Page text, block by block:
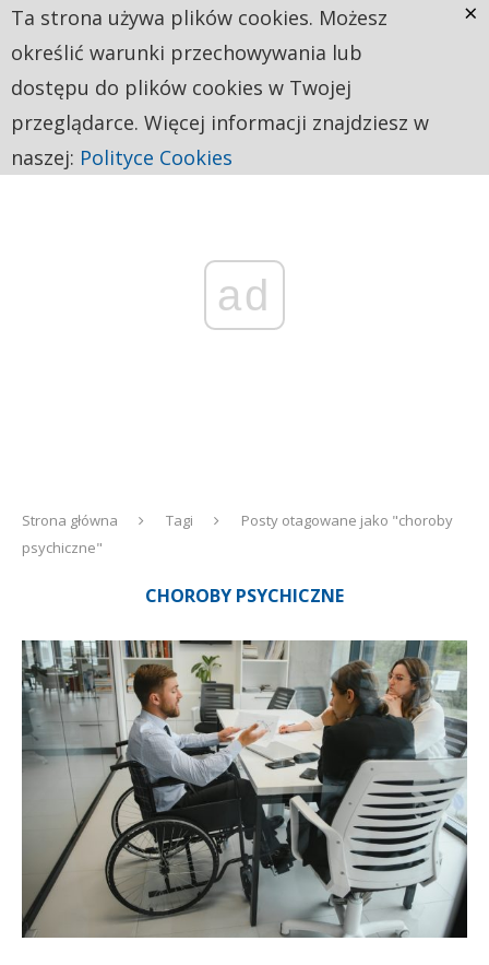
ad
Strona główna Tagi
Posty otagowane jako "choroby
psychiczne"
CHOROBY PSYCHICZNE
Ta strona używa plików cookies. Możesz
określić warunki przechowywania lub
dostępu do plików cookies w Twojej
przeglądarce. Więcej informacji znajdziesz w
naszej: Polityce Cookies
×